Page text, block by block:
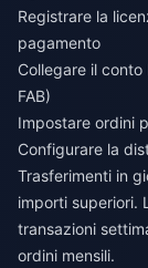
Registrare la
pagamento
Collegare il conto
FAB)
Impostare ordini
Configurare la
Trasferimenti in
importi superiori.
transazioni
ordini mensili.